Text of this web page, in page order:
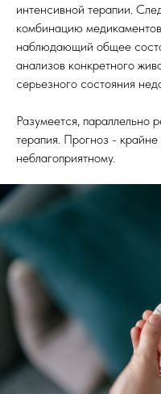
интенсивной терапии.
комбинацию
наблюдающий общее
анализов конкретного
серьезного состояния
Разумеется, параллельно
терапия. Прогноз -
неблагоприятному.